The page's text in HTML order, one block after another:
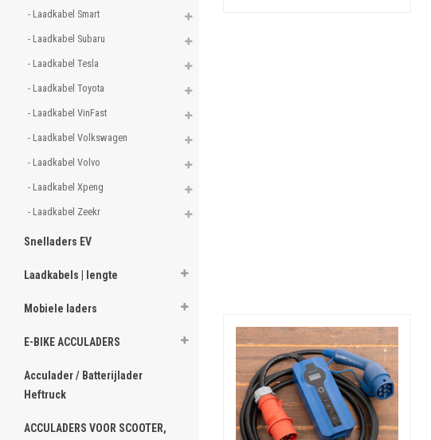
- Laadkabel Smart
- Laadkabel Subaru
- Laadkabel Tesla
- Laadkabel Toyota
- Laadkabel VinFast
- Laadkabel Volkswagen
- Laadkabel Volvo
- Laadkabel Xpeng
- Laadkabel Zeekr
Snelladers EV
Laadkabels | lengte
Mobiele laders
E-BIKE ACCULADERS
Acculader / Batterijlader
Heftruck
ACCULADERS VOOR SCOOTER,